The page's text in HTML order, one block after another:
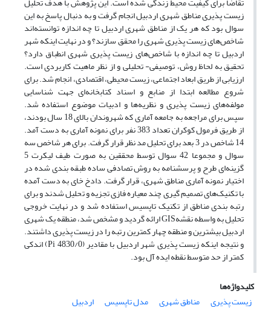
زیست پذیری مناطق شهری اردبیل انجام گرفت و به دنبال پاسخ به این
سوال بود که هر یک از مناطق شهری اردبیل تا چه اندازه توانسته‌اند
شاخص‌های زیست پذیری شهری را محقق سازند؟ و در نهایت اینکه شهر
اردبیل تا چه اندازه با شاخص‌های زیست پذیری شهری انطباق دارد؟
تحقیق به لحاظ روش، توصیفی- تحلیلی و از نظر ماهیت کاربردی است.
ارزیابی از طریق ابعاد اجتماعی، زیست محیطی، اقتصادی، انجام شد. برای
شروع مطالعه ابتدا از منابع و اسناد کتابخانه‌ای جهت شناسایی
مولفه‌های زیست پذیری و نظریه‌ها و ادبیات موضوع استفاده شد.
سپس برای مراجعه به جامعه آماری که شهروندان بالای 18 سال بودند،
از طریق فرمول کوکران تعداد 383 نفر برای نمونه آماری به دست آمد.
14 شاخص در 3 بعد برای تحلیل مد نظر قرار گرفت. برای هر شاخص سه
سوال و مجموعا 42 سوال توسط محققین به صورت طیف لیکرت 5
گزینه‌ای طرح و پرسشنامه به روش تصادفی ساده طبقه بندی شده در
اختیار نمونه آماری مناطق شهری، قرار گرفت. دادخ خای به دست آمده
با تکنیک‌های تصمیم گیری چند معیاره فازی تجزیه و تحلیل شدند و برای
رتبه بندی مناطق از تکنیک تاپسیس استفاده شد و در نهایت خروجی
تحلیل به واسطه نقشهGIS ارائه گردید و مشخص شد، منطقه یک شهری
اردبیل بیشترین و منطقه چهار کمترین رتبه را در زیست پذیری داشتند.
و نتیجه اینکه زیست پذیری شهر اردبیل با مقادیر (4830/0 Pi) اندکی
کمتر از حد متوسط نقطه ایده آل بود.
کلیدواژه‌ها
زیست پذیری
مناطق شهری مدل تاپسیس اردبیل